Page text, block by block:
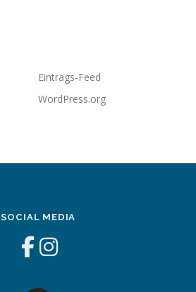
Eintrags-Feed
WordPress.org
SOCIAL MEDIA